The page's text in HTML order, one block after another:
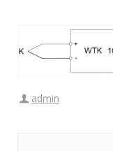
admin